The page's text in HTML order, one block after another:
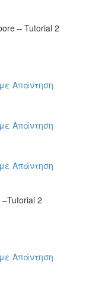
– Tutorial 2
Απάντηση
Απάντηση
Απάντηση
2
Απάντηση